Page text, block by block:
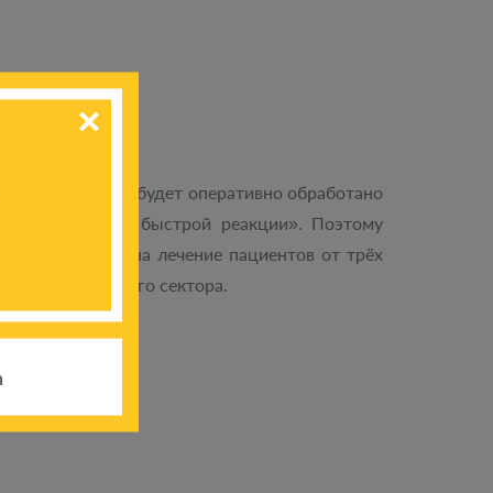
«обращение будет оперативно обработано
быстрой реакции». Поэтому
гривен на лечение пациентов от трёх
общественного сектора.